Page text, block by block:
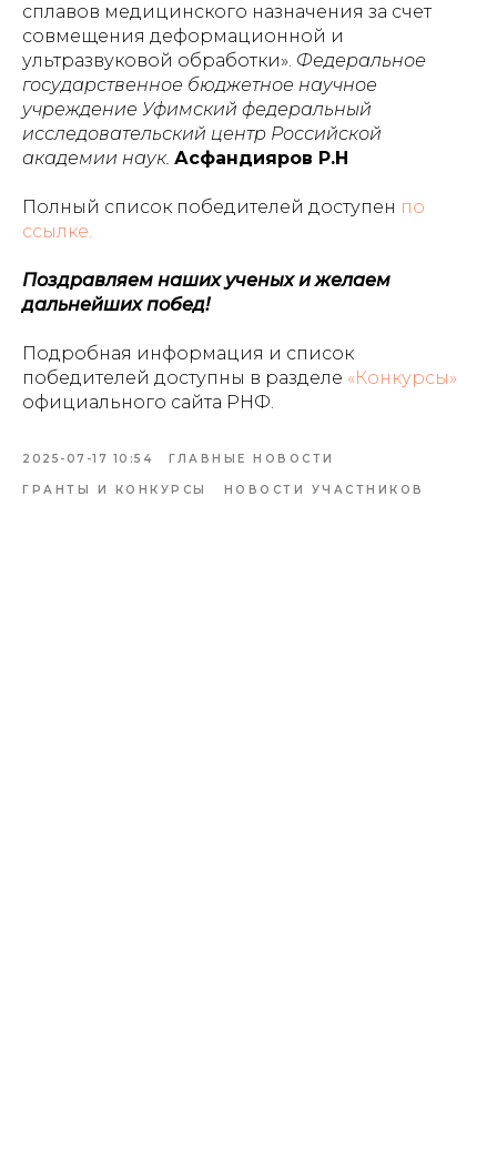
сплавов медицинского назначения за счет
совмещения деформационной и
ультразвуковой обработки». Федеральное
государственное бюджетное научное
учреждение Уфимский федеральный
исследовательский центр Российской
академии наук. Асфандияров Р.Н
Полный список победителей доступен по
ссылке.
Поздравляем наших ученых и желаем
дальнейших побед!
Подробная информация и список
победителей доступны в разделе «Конкурсы»
официального сайта РНФ.
2025-07-17 10:54 ГЛАВНЫЕ НОВОСТИ
ГРАНТЫ И КОНКУРСЫ НОВОСТИ УЧАСТНИКОВ